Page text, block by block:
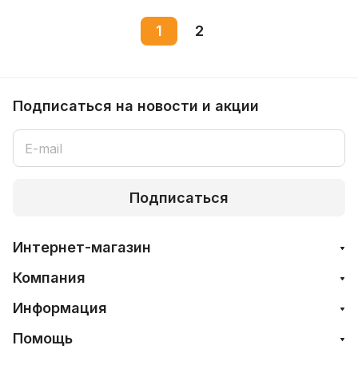
1 2
Подписаться на новости и акции
Подписаться
Интернет-магазин
Компания
Информация
Помощь